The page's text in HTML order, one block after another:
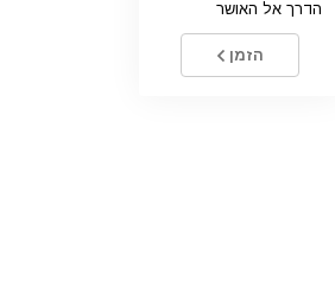
הדרך אל האושר
הזמן